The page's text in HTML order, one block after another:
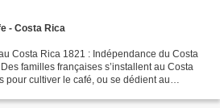
- Costa Rica
Costa Rica 1821 : Indépendance du Costa
familles françaises s’installent au Costa
pour cultiver le café, ou se dédient au